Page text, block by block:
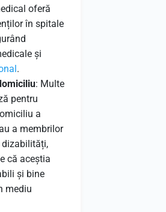
oferă
în spitale
și
.
: Multe
pentru
a
a membrilor
dizabilități,
că aceștia
și bine
mediu